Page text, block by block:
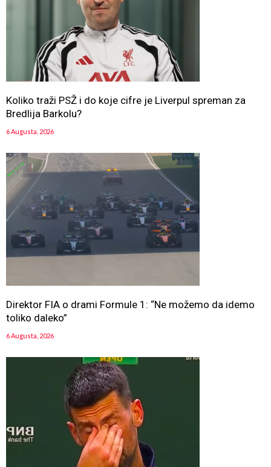
Koliko traži PSŽ i do koje cifre je Liverpul spreman za
Bredlija Barkolu?
6 Augusta, 2026
Direktor FIA o drami Formule 1: “Ne možemo da idemo
toliko daleko”
6 Augusta, 2026